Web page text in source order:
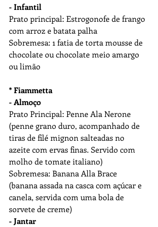
- Infantil
Prato principal: Estrogonofe de frango
com arroz e batata palha
Sobremesa: 1 fatia de torta mousse de
chocolate ou chocolate meio amargo
ou limão
* Fiammetta
- Almoço
Prato Principal: Penne Ala Nerone
(penne grano duro, acompanhado de
tiras de filé mignon salteadas no
azeite com ervas finas. Servido com
molho de tomate italiano)
Sobremesa: Banana Alla Brace
(banana assada na casca com açúcar e
canela, servida com uma bola de
sorvete de creme)
- Jantar